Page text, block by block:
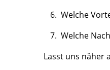
Welche
Welche
Lasst uns näher